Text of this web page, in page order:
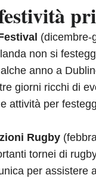
(dicembre-
non si
anno a
giorni ricchi di
attività per
Rugby
tornei di
per assistere